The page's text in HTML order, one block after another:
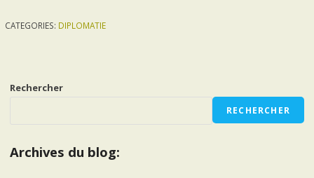
CATEGORIES: DIPLOMATIE
Rechercher
RECHERCHER
Archives du blog: